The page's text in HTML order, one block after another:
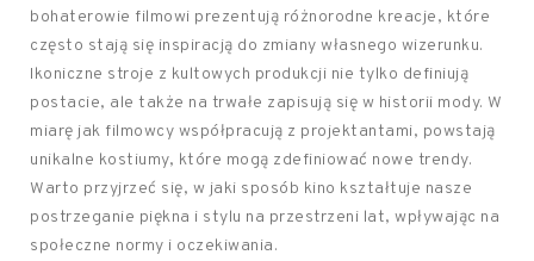
bohaterowie filmowi prezentują różnorodne kreacje, które
często stają się inspiracją do zmiany własnego wizerunku.
Ikoniczne stroje z kultowych produkcji nie tylko definiują
postacie, ale także na trwałe zapisują się w historii mody. W
miarę jak filmowcy współpracują z projektantami, powstają
unikalne kostiumy, które mogą zdefiniować nowe trendy.
Warto przyjrzeć się, w jaki sposób kino kształtuje nasze
postrzeganie piękna i stylu na przestrzeni lat, wpływając na
społeczne normy i oczekiwania.